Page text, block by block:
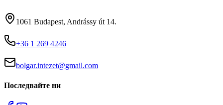
1061 Budapest, Andrássy út 14.
+36 1 269 4246
bolgar.intezet@gmail.com
Последвайте ни